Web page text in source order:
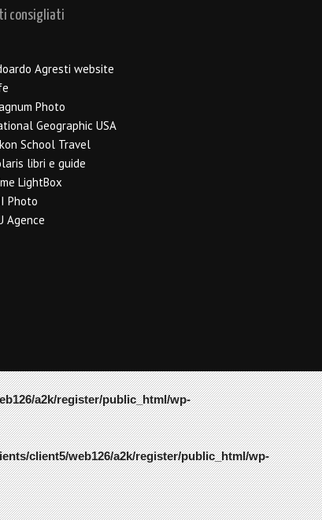
consigliati
Agresti website
Photo
Geographic USA
School Travel
libri e guide
LightBox
Photo
Agence
a2k/register/public_html/wp-
client5/web126/a2k/register/public_html/wp-